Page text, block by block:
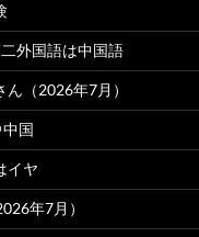
外国語は中国語
（2026年7月）
国
イヤ
年7月）